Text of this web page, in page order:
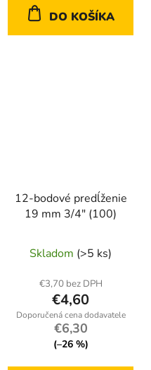
DO KOŠÍKA
12-bodové predĺženie
19 mm 3/4" (100)
Skladom (>5 ks)
€3,70 bez DPH
€4,60
€6,30
(–26 %)